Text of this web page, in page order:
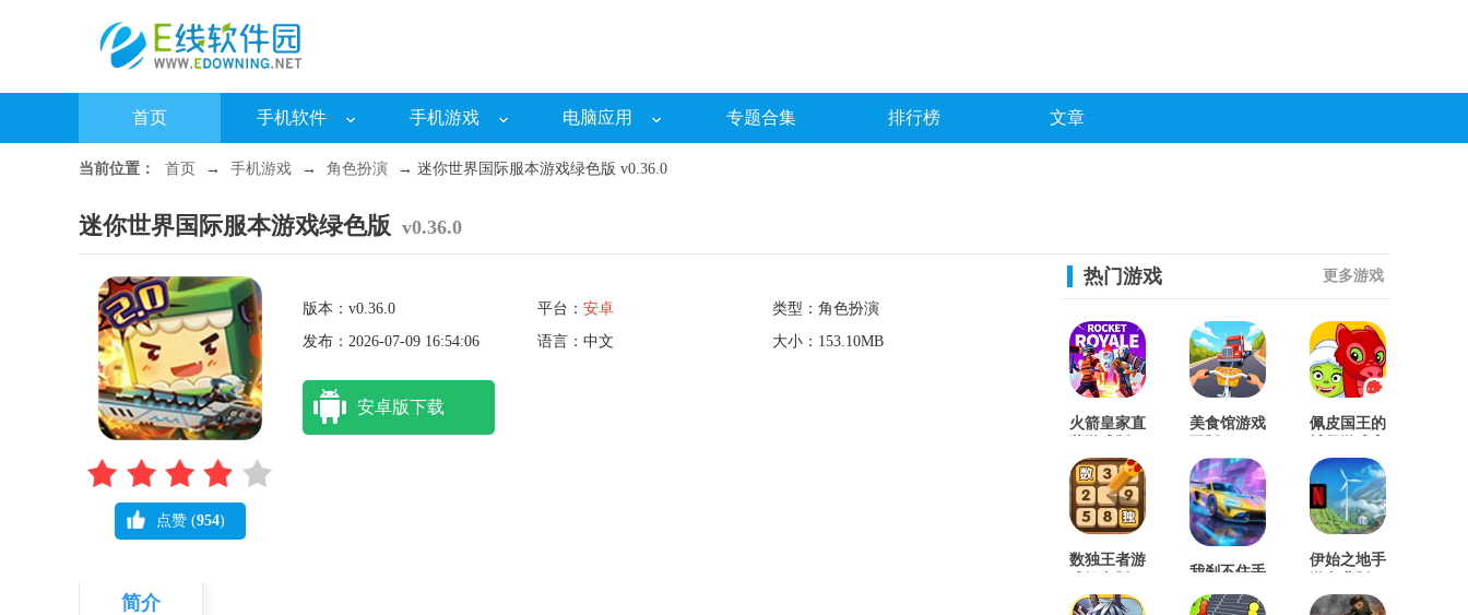
首页 手机软件 手机游戏 电脑应用 专题合集 排行榜 文章
当前位置： 首页 → 手机游戏 → 角色扮演 → 迷你世界国际服本游戏绿色版 v0.36.0
迷你世界国际服本游戏绿色版 v0.36.0
点赞 (954)
版本：v0.36.0 平台： 安卓
类型：角色扮演
发布：2026-07-09 16:54:06
语言：中文 大小：153.10MB
安卓版下载
简介
热门游戏 更多游戏
火箭皇家直
美食馆游戏
佩皮国王的
方版
数独王者游
我刹不住手
游直装版
伊始之地手